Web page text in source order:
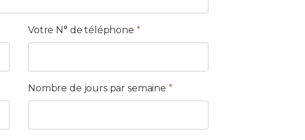
Votre N° de téléphone *
Nombre de jours par semaine *